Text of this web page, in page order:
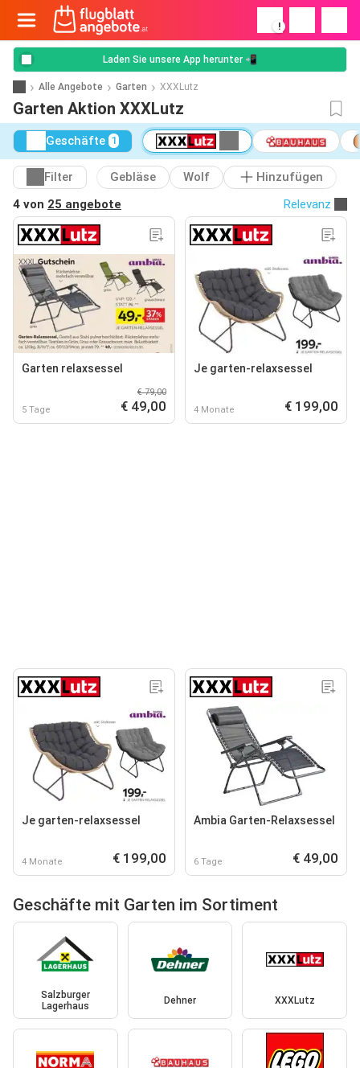
!
Laden Sie unsere App herunter 📲
Alle Angebote Garten XXXLutz
Garten Aktion XXXLutz
Geschäfte 1
Filter Gebläse Wolf
Hinzufügen
4 von 25 angebote Relevanz
Garten relaxsessel
5 Tage
€ 79,00
€ 49,00
Je garten-relaxsessel
4 Monate € 199,00
Je garten-relaxsessel
4 Monate € 199,00
Ambia Garten-Relaxsessel
6 Tage € 49,00
Geschäfte mit Garten im Sortiment
Salzburger
Lagerhaus
Dehner XXXLutz